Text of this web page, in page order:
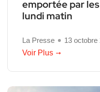
emportée par
lundi matin
La Presse
13 octobre
Voir Plus